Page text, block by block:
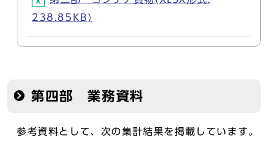
238.85KB)
第四部 業務資料
参考資料として、次の集計結果を掲載しています。